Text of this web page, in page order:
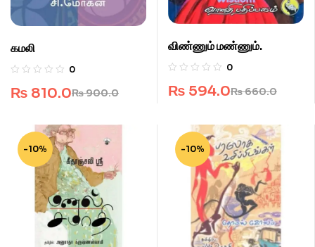
கமலி
0
₨900.0
₨ 810.0
விண்ணும் மண்ணும்.
0
₨660.0
₨ 594.0
-10% -10%